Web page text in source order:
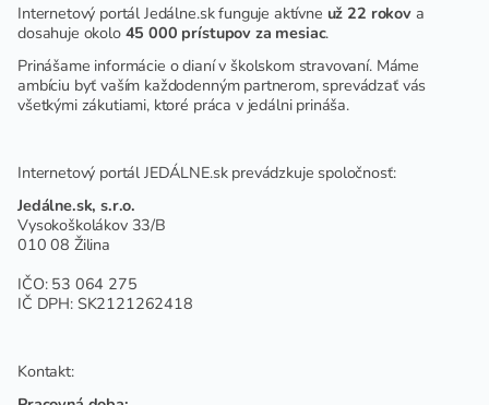
Internetový portál Jedálne.sk funguje aktívne už 22 rokova
dosahuje okolo 45 000 prístupov za mesiac.
Prinášame informácie o dianí v školskom stravovaní. Máme
ambíciu byť vaším každodenným partnerom, sprevádzať vás
všetkými zákutiami, ktoré práca v jedálni prináša.
Internetový portál JEDÁLNE.sk prevádzkuje spoločnosť:
Jedálne.sk, s.r.o.
Vysokoškolákov 33/B
010 08 Žilina
IČO: 53 064 275
IČ DPH: SK2121262418
Kontakt: